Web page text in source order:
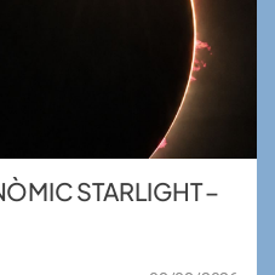
STARLIGHT –